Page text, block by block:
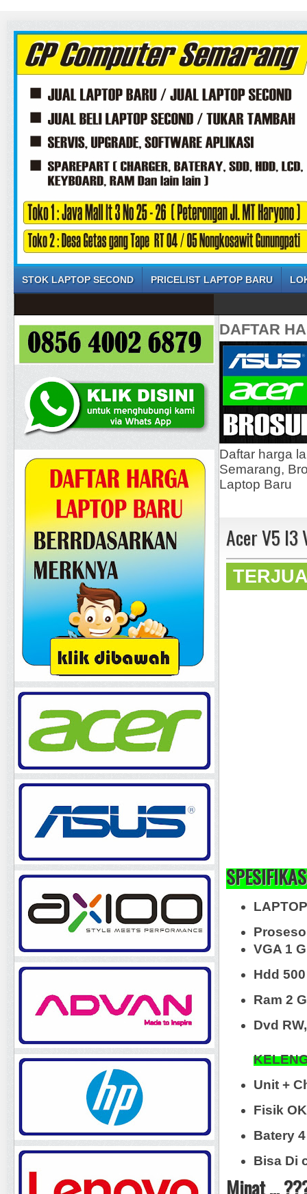
STOK LAPTOP SECOND PRICELIST LAPTOP BARU
DAFTAR
Daftar harga
Semarang,
Laptop Baru
Acer V5 I3
VGA 1
Hdd
Ram 2
Dvd
Unit +
Fisik
Batery
Bisa Di
Minat ...